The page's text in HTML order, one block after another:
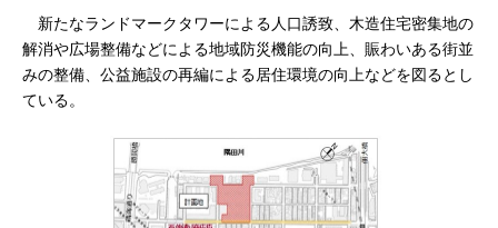
新たなランドマークタワーによる人口誘致、木造住宅密集地の
解消や広場整備などによる地域防災機能の向上、賑わいある街並
みの整備、公益施設の再編による居住環境の向上などを図るとし
ている。